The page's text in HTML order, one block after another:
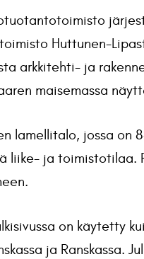
Huttunen-
arkkitehti- ja
maisemassa
lamellitalo, jossa on
liike- ja toimistotilaa.
on käytetty
ja Ranskassa.